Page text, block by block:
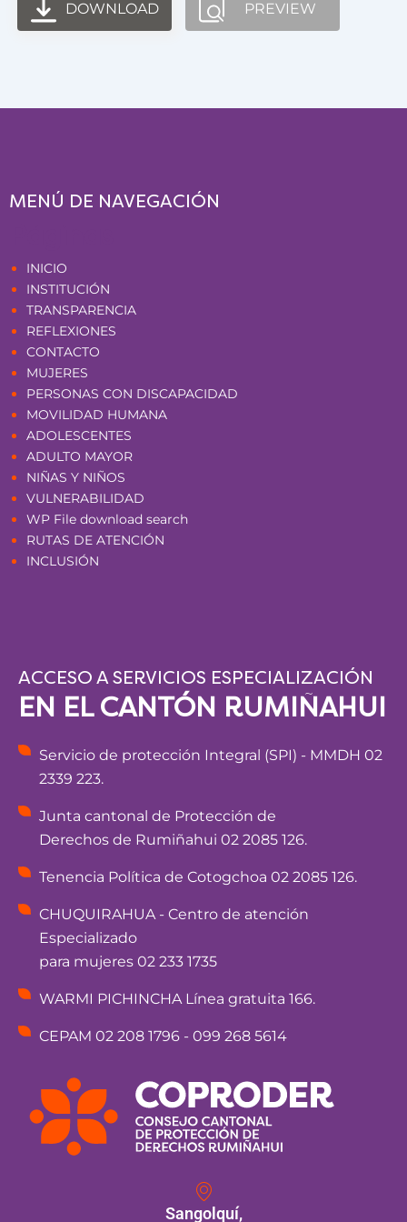
DOWNLOAD PREVIEW
MENÚ DE NAVEGACIÓN
INICIO
INSTITUCIÓN
TRANSPARENCIA
REFLEXIONES
CONTACTO
MUJERES
PERSONAS CON DISCAPACIDAD
MOVILIDAD HUMANA
ADOLESCENTES
ADULTO MAYOR
NIÑAS Y NIÑOS
VULNERABILIDAD
WP File download search
RUTAS DE ATENCIÓN
INCLUSIÓN
ACCESO A SERVICIOS ESPECIALIZACIÓN
EN EL CANTÓN RUMIÑAHUI
Servicio de protección Integral (SPI) - MMDH 02
2339 223.
Junta cantonal de Protección de
Derechos de Rumiñahui 02 2085 126.
Tenencia Política de Cotogchoa 02 2085 126.
CHUQUIRAHUA - Centro de atención
Especializado
para mujeres 02 233 1735
WARMI PICHINCHA Línea gratuita 166.
CEPAM 02 208 1796 - 099 268 5614
Sangolquí,